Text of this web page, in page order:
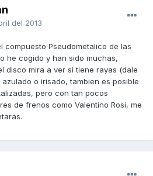
del 2013
compuesto Pseudometalico de las
he cogido y han sido muchas,
disco mira a ver si tiene rayas (dale
o irisado, tambien es posible
pero con tan pocos
de frenos como Valentino Rosi, me